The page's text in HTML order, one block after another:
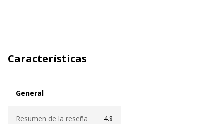
Características
General
Resumen de la reseña 4.8